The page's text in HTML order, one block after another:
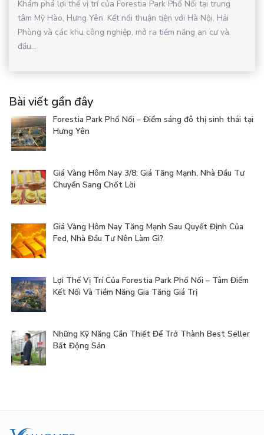
Khám phá lợi thế vị trí của Forestia Park Phố Nối tại trung
tâm Mỹ Hào, Hưng Yên. Kết nối thuận tiện với Hà Nội, Hải
Phòng và các khu công nghiệp, mở ra tiềm năng an cư và
đầu...
Bài viết gần đây
Forestia Park Phố Nối – Điểm sáng đô thị sinh thái tại
Hưng Yên
Giá Vàng Hôm Nay 3/8: Giá Tăng Mạnh, Nhà Đầu Tư
Chuyển Sang Chốt Lời
Giá Vàng Hôm Nay Tăng Mạnh Sau Quyết Định Của
Fed, Nhà Đầu Tư Nên Làm Gì?
Lợi Thế Vị Trí Của Forestia Park Phố Nối – Tâm Điểm
Kết Nối Và Tiềm Năng Gia Tăng Giá Trị
Những Kỹ Năng Cần Thiết Để Trở Thành Best Seller
Bất Động Sản